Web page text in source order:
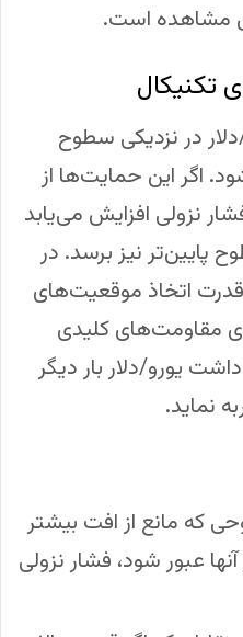
مشاهده است.
تکنیکال
دلار در نزدیکی سطوح
اگر این حمایت‌ها از
نزولی افزایش می‌یابد
نیز برسد. در
قدرت اتخاذ موقعیت‌های
مقاومت‌های کلیدی
یورو/دلار بار دیگر
نماید.
که مانع از افت بیشتر
عبور شود، فشار نزولی